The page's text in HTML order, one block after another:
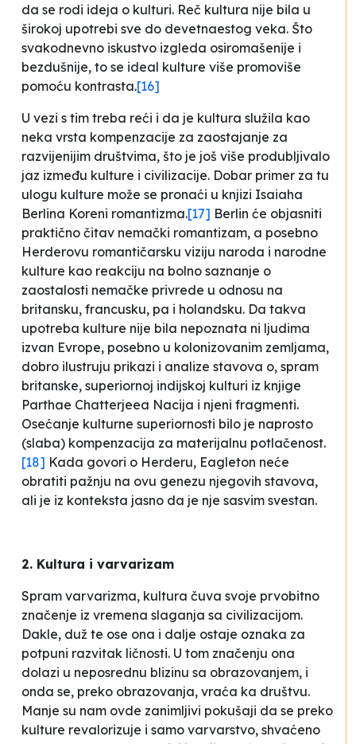
da se rodi ideja o kulturi. Reč kultura nije bila u
širokoj upotrebi sve do devetnaestog veka. Što
svakodnevno iskustvo izgleda osiromašenije i
bezdušnije, to se ideal kulture više promoviše
pomoću kontrasta.[16]
U vezi s tim treba reći i da je kultura služila kao
neka vrsta kompenzacije za zaostajanje za
razvijenijim društvima, što je još više produbljivalo
jaz između kulture i civilizacije. Dobar primer za tu
ulogu kulture može se pronaći u knjizi Isaiaha
Berlina Koreni romantizma.[17] Berlin će objasniti
praktično čitav nemački romantizam, a posebno
Herderovu romantičarsku viziju naroda i narodne
kulture kao reakciju na bolno saznanje o
zaostalosti nemačke privrede u odnosu na
britansku, francusku, pa i holandsku. Da takva
upotreba kulture nije bila nepoznata ni ljudima
izvan Evrope, posebno u kolonizovanim zemljama,
dobro ilustruju prikazi i analize stavova o, spram
britanske, superiornoj indijskoj kulturi iz knjige
Parthae Chatterjeea Nacija i njeni fragmenti.
Osećanje kulturne superiornosti bilo je naprosto
(slaba) kompenzacija za materijalnu potlačenost.
[18] Kada govori o Herderu, Eagleton neće
obratiti pažnju na ovu genezu njegovih stavova,
ali je iz konteksta jasno da je nje sasvim svestan.
2. Kultura i varvarizam
Spram varvarizma, kultura čuva svoje prvobitno
značenje iz vremena slaganja sa civilizacijom.
Dakle, duž te ose ona i dalje ostaje oznaka za
potpuni razvitak ličnosti. U tom značenju ona
dolazi u neposrednu blizinu sa obrazovanjem, i
onda se, preko obrazovanja, vraća ka društvu.
Manje su nam ovde zanimljivi pokušaji da se preko
kulture revalorizuje i samo varvarstvo, shvaćeno